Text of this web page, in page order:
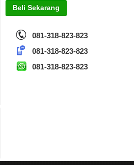
Beli Sekarang
081-318-823-823
081-318-823-823
081-318-823-823